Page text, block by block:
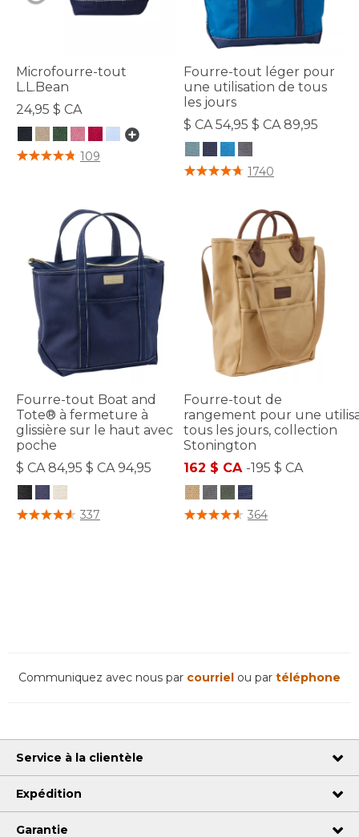
Microfourre-tout
L.L.Bean
24,95 $ CA
5 sur 5 Évaluation des clients
109
Fourre-tout léger pour
une utilisation de tous
les jours
$ CA 54,95 $ CA 89,95
3,4 sur 5 Évaluation des clients
1740
Fourre-tout Boat and
Tote® à fermeture à
glissière sur le haut avec
poche
$ CA 84,95 $ CA 94,95
5 sur 5 Évaluation des clients
337
Fourre-tout de
rangement pour une
tous les jours, collection
Stonington
162 $ CA -195 $ CA
3,7 sur 5 Évaluation des clients
364
Communiquez avec nous par courriel ou par téléphone
Service à la clientèle
Expédition
Garantie